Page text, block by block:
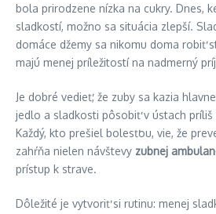
bola prirodzene nízka na cukry. Dnes,
sladkostí, možno sa situácia zlepší.
domáce džemy sa nikomu doma robiť
majú menej príležitostí na nadmerný
Je dobré vedieť, že zuby sa kazia
jedlo a sladkosti pôsobiť v ústach príliš
Každý, kto prešiel bolesťou, vie, že
zahŕňa nielen návštevy zubnej
prístup k strave.
Dôležité je vytvoriť si rutinu: menej